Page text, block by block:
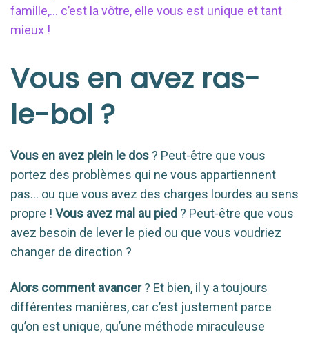
famille,… c’est la vôtre, elle vous est unique et tant
mieux !
Vous en avez ras-
le-bol ?
Vous en avez plein le dos ? Peut-être que vous
portez des problèmes qui ne vous appartiennent
pas… ou que vous avez des charges lourdes au sens
propre ! Vous avez mal au pied ? Peut-être que vous
avez besoin de lever le pied ou que vous voudriez
changer de direction ?
Alors comment avancer? Et bien, il y a toujours
différentes manières, car c’est justement parce
qu’on est unique, qu’une méthode miraculeuse